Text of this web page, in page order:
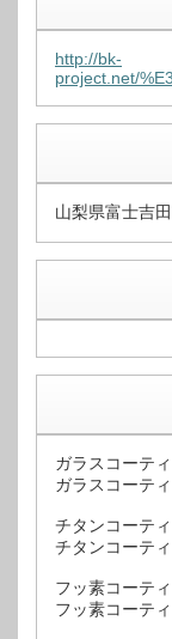
http://bk-
project.net/
山梨県富士吉
ガラスコーテ
ガラスコーテ
チタンコーテ
チタンコーテ
フッ素コーテ
フッ素コーテ